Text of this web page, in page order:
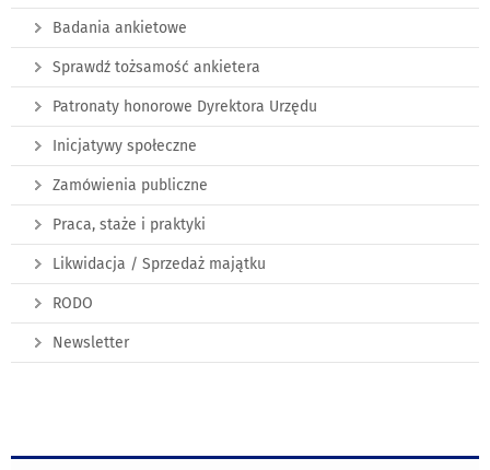
Badania ankietowe
Sprawdź tożsamość ankietera
Patronaty honorowe Dyrektora Urzędu
Inicjatywy społeczne
Zamówienia publiczne
Praca, staże i praktyki
Likwidacja / Sprzedaż majątku
RODO
Newsletter